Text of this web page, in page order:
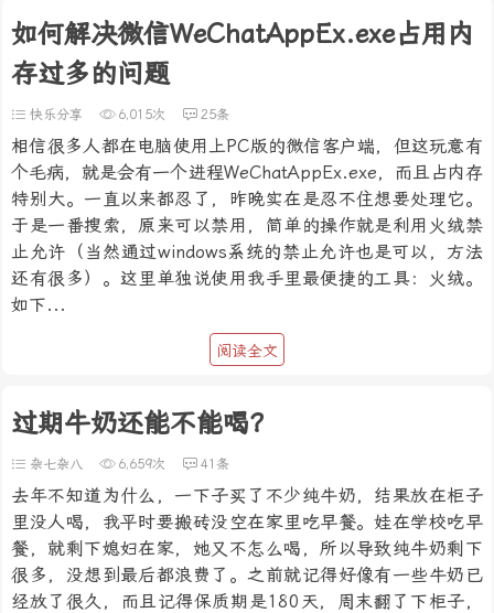
如何解决微信WeChatAppEx.exe占用内
存过多的问题
快乐分享 6,015次 25条
相信很多人都在电脑使用上PC版的微信客户端，但这玩意有
个毛病，就是会有一个进程WeChatAppEx.exe，而且占内存
特别大。一直以来都忍了，昨晚实在是忍不住想要处理它。
于是一番搜索，原来可以禁用，简单的操作就是利用火绒禁
止允许（当然通过windows系统的禁止允许也是可以，方法
还有很多）。这里单独说使用我手里最便捷的工具：火绒。
如下...
阅读全文
过期牛奶还能不能喝？
杂七杂八 6,659次 41条
去年不知道为什么，一下子买了不少纯牛奶，结果放在柜子
里没人喝，我平时要搬砖没空在家里吃早餐。娃在学校吃早
餐，就剩下媳妇在家，她又不怎么喝，所以导致纯牛奶剩下
很多，没想到最后都浪费了。之前就记得好像有一些牛奶已
经放了很久，而且记得保质期是180天，周末翻了下柜子，